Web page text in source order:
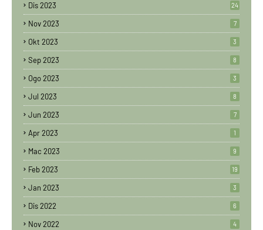
Dis 2023 24
Nov 2023 7
Okt 2023 3
Sep 2023 8
Ogo 2023 3
Jul 2023 8
Jun 2023 7
Apr 2023 1
Mac 2023 9
Feb 2023 19
Jan 2023 3
Dis 2022 6
Nov 2022 4